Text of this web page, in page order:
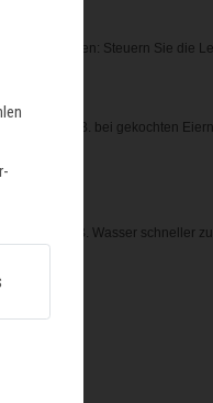
zu betreiben: Steuern Sie die
Zeit aus (z. B. bei gekochten
z. B. Wasser schneller